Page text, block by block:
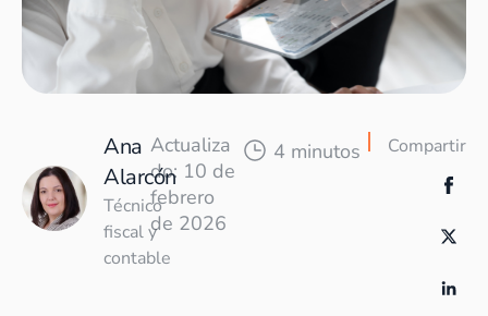
Ana
Alarcón
Técnico
fiscal y
contable
Actualiza
do: 10 de
febrero
de 2026
4 minutos Compartir